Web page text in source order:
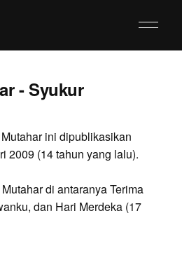
- Syukur
ini dipublikasikan
2009 (14 tahun yang lalu).
di antaranya Terima
dan Hari Merdeka (17